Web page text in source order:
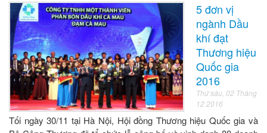
5 đơn vị
ngành Dầu
khí đạt
Thương hiệu
Quốc gia
2016
Thứ sáu, 02 Tháng
12 2016
Tối ngày 30/11 tại Hà Nội, Hội đồng Thương hiệu Quốc gia và